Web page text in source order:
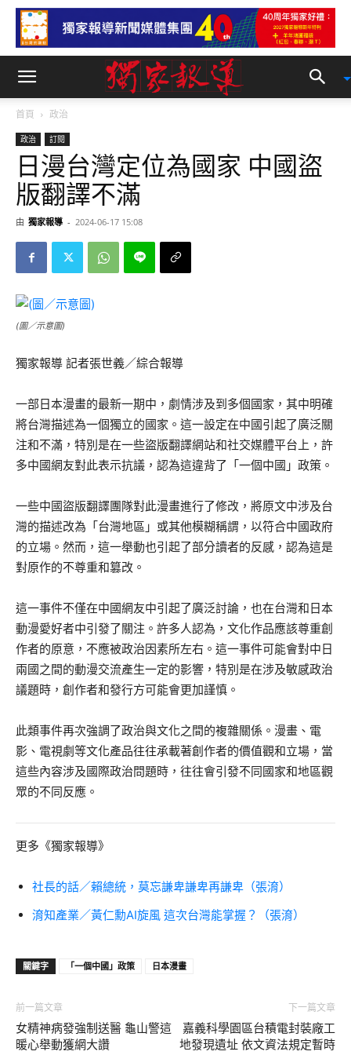
首頁 政治
政治 訂閱
日漫台灣定位為國家 中國盜
版翻譯不滿
由 獨家報導 - 2024-06-17 15:08
(圖／示意圖)
獨家報導 記者張世義／綜合報導
一部日本漫畫的最新一期中，劇情涉及到多個國家，其中明確
將台灣描述為一個獨立的國家。這一設定在中國引起了廣泛關
注和不滿，特別是在一些盜版翻譯網站和社交媒體平台上，許
多中國網友對此表示抗議，認為這違背了「一個中國」政策。
一些中國盜版翻譯團隊對此漫畫進行了修改，將原文中涉及台
灣的描述改為「台灣地區」或其他模糊稱謂，以符合中國政府
的立場。然而，這一舉動也引起了部分讀者的反感，認為這是
對原作的不尊重和篡改。
這一事件不僅在中國網友中引起了廣泛討論，也在台灣和日本
動漫愛好者中引發了關注。許多人認為，文化作品應該尊重創
作者的原意，不應被政治因素所左右。這一事件可能會對中日
兩國之間的動漫交流產生一定的影響，特別是在涉及敏感政治
議題時，創作者和發行方可能會更加謹慎。
此類事件再次強調了政治與文化之間的複雜關係。漫畫、電
影、電視劇等文化產品往往承載著創作者的價值觀和立場，當
這些內容涉及國際政治問題時，往往會引發不同國家和地區觀
眾的不同反應。
更多《獨家報導》
社長的話／賴總統，莫忘謙卑謙卑再謙卑（張淯）
淯知產業／黃仁勳AI旋風 這次台灣能掌握？（張淯）
關鍵字 「一個中國」政策 日本漫畫
前一篇文章
女精神病發強制送醫 龜山警這
暖心舉動獲網大讚
下一篇文章
嘉義科學園區台積電封裝廠工
地發現遺址 依文資法規定暫時